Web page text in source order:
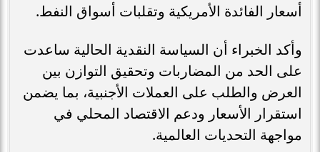
أسعار الفائدة الأمريكية وتقلبات أسواق النفط.
وأكد الخبراء أن السياسة النقدية الحالية ساعدت
على الحد من المضاربات وتحقيق التوازن بين
العرض والطلب على العملات الأجنبية، بما يضمن
استقرار الأسعار ودعم الاقتصاد المحلي في
مواجهة التحديات العالمية.